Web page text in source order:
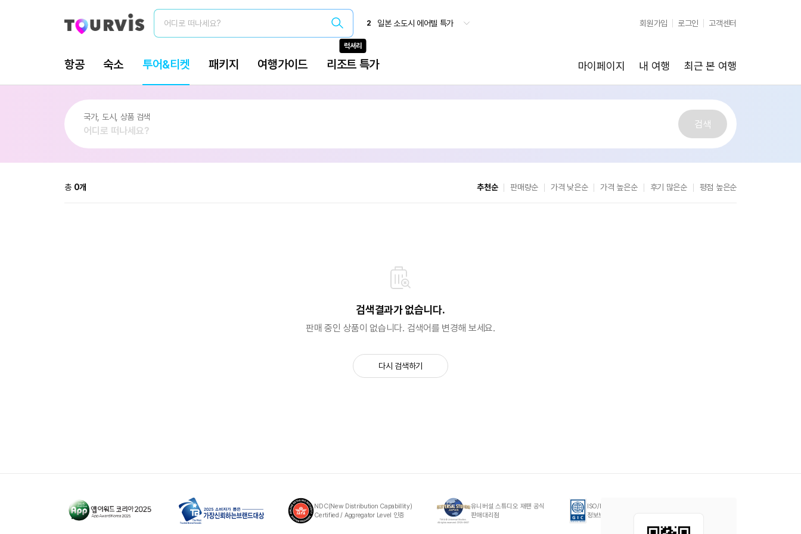
총 0개 추천순 판매량순 가격 낮은순 가격 높은순 후기 많은순 평점 높은순
검색결과가 없습니다.
판매 중인 상품이 없습니다. 검색어를 변경해 보세요.
다시 검색하기